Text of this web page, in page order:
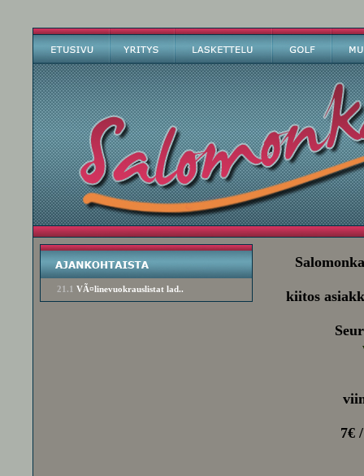
21.1 VÃ¤linevuokrauslistat lad.. kiitos
7€